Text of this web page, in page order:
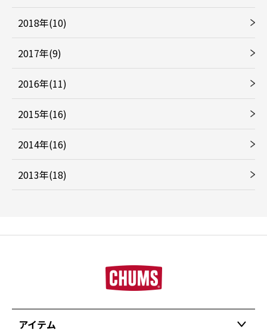
2018年(10)
2017年(9)
2016年(11)
2015年(16)
2014年(16)
2013年(18)
アイテム